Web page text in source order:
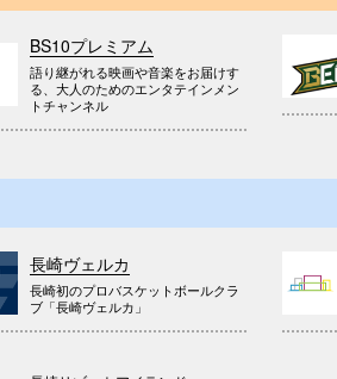
BS10プレミアム
語り継がれる映画や音楽をお届けす
る、大人のためのエンタテインメン
トチャンネル
長崎ヴェルカ
長崎初のプロバスケットボールクラ
ブ「長崎ヴェルカ」